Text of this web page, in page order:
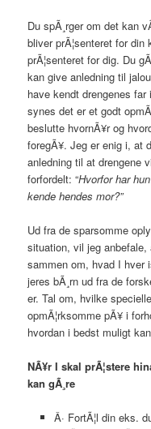
Du spÃ¸rger om det kan
bliver prÃ¦senteret for din
prÃ¦senteret for dig. Du
kan give anledning til
have kendt drengenes far
synes det er et godt
beslutte hvornÃ¥r og
foregÃ¥. Jeg er enig i, at
anledning til at drengene
forfordelt: “Hvorfor har
kende hendes mor?”
Ud fra de sparsomme
situation, vil jeg
sammen om, hvad I hver
jeres bÃ¸rn ud fra de
er. Tal om, hvilke
opmÃ¦rksomme pÃ¥ i
hvordan i bedst muligt
NÃ¥r I skal prÃ¦stere
kan gÃ¸re
Â· FortÃ¦l din eks.